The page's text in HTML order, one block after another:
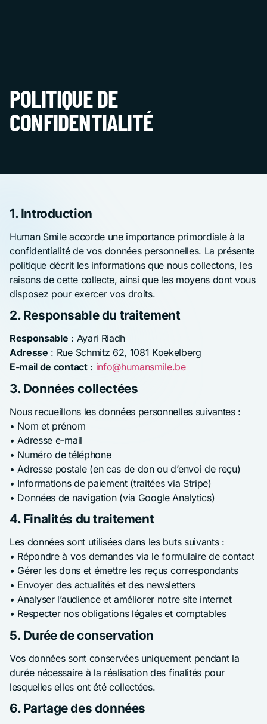
POLITIQUE DE
CONFIDENTIALITÉ
1. Introduction
Human Smile accorde une importance primordiale à la
confidentialité de vos données personnelles. La présente
politique décrit les informations que nous collectons, les
raisons de cette collecte, ainsi que les moyens dont vous
disposez pour exercer vos droits.
2. Responsable du traitement
Responsable : Ayari Riadh
Adresse : Rue Schmitz 62, 1081 Koekelberg
E-mail de contact: info@humansmile.be
3. Données collectées
Nous recueillons les données personnelles suivantes :
• Nom et prénom
• Adresse e-mail
• Numéro de téléphone
• Adresse postale (en cas de don ou d’envoi de reçu)
• Informations de paiement (traitées via Stripe)
• Données de navigation (via Google Analytics)
4. Finalités du traitement
Les données sont utilisées dans les buts suivants :
• Répondre à vos demandes via le formulaire de contact
• Gérer les dons et émettre les reçus correspondants
• Envoyer des actualités et des newsletters
• Analyser l’audience et améliorer notre site internet
• Respecter nos obligations légales et comptables
5. Durée de conservation
Vos données sont conservées uniquement pendant la
durée nécessaire à la réalisation des finalités pour
lesquelles elles ont été collectées.
6. Partage des données